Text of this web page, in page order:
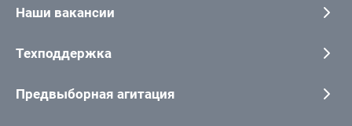
Наши вакансии
Техподдержка
Предвыборная агитация